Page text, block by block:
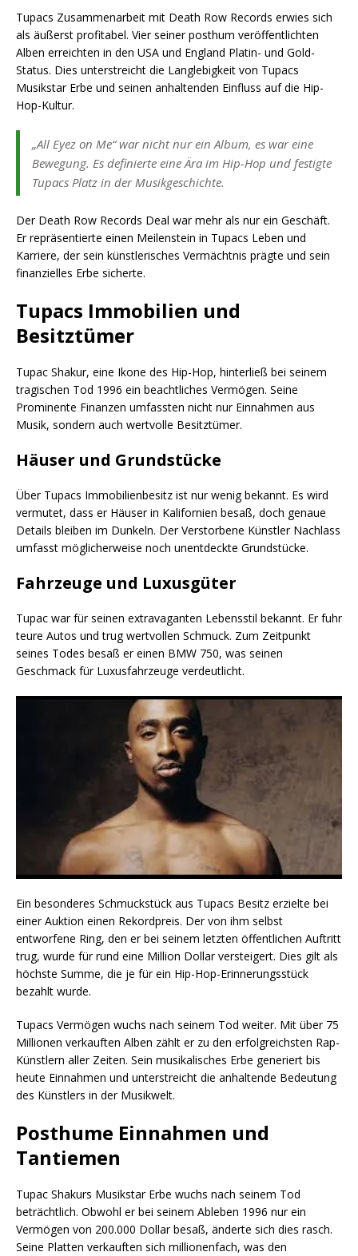
Tupacs Zusammenarbeit mit Death Row Records erwies sich
als äußerst profitabel. Vier seiner posthum veröffentlichten
Alben erreichten in den USA und England Platin- und Gold-
Status. Dies unterstreicht die Langlebigkeit von Tupacs
Musikstar Erbe und seinen anhaltenden Einfluss auf die Hip-
Hop-Kultur.
„All Eyez on Me“ war nicht nur ein Album, es war eine
Bewegung. Es definierte eine Ära im Hip-Hop und festigte
Tupacs Platz in der Musikgeschichte.
Der Death Row Records Deal war mehr als nur ein Geschäft.
Er repräsentierte einen Meilenstein in Tupacs Leben und
Karriere, der sein künstlerisches Vermächtnis prägte und sein
finanzielles Erbe sicherte.
Tupacs Immobilien und
Besitztümer
Tupac Shakur, eine Ikone des Hip-Hop, hinterließ bei seinem
tragischen Tod 1996 ein beachtliches Vermögen. Seine
Prominente Finanzen umfassten nicht nur Einnahmen aus
Musik, sondern auch wertvolle Besitztümer.
Häuser und Grundstücke
Über Tupacs Immobilienbesitz ist nur wenig bekannt. Es wird
vermutet, dass er Häuser in Kalifornien besaß, doch genaue
Details bleiben im Dunkeln. Der Verstorbene Künstler Nachlass
umfasst möglicherweise noch unentdeckte Grundstücke.
Fahrzeuge und Luxusgüter
Tupac war für seinen extravaganten Lebensstil bekannt. Er fuhr
teure Autos und trug wertvollen Schmuck. Zum Zeitpunkt
seines Todes besaß er einen BMW 750, was seinen
Geschmack für Luxusfahrzeuge verdeutlicht.
Ein besonderes Schmuckstück aus Tupacs Besitz erzielte bei
einer Auktion einen Rekordpreis. Der von ihm selbst
entworfene Ring, den er bei seinem letzten öffentlichen Auftritt
trug, wurde für rund eine Million Dollar versteigert. Dies gilt als
höchste Summe, die je für ein Hip-Hop-Erinnerungsstück
bezahlt wurde.
Tupacs Vermögen wuchs nach seinem Tod weiter. Mit über 75
Millionen verkauften Alben zählt er zu den erfolgreichsten Rap-
Künstlern aller Zeiten. Sein musikalisches Erbe generiert bis
heute Einnahmen und unterstreicht die anhaltende Bedeutung
des Künstlers in der Musikwelt.
Posthume Einnahmen und
Tantiemen
Tupac Shakurs Musikstar Erbe wuchs nach seinem Tod
beträchtlich. Obwohl er bei seinem Ableben 1996 nur ein
Vermögen von 200.000 Dollar besaß, änderte sich dies rasch.
Seine Platten verkauften sich millionenfach, was den